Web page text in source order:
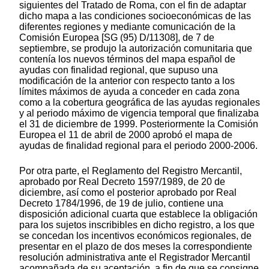
siguientes del Tratado de Roma, con el fin de adaptar
dicho mapa a las condiciones socioeconómicas de las
diferentes regiones y mediante comunicación de la
Comisión Europea [SG (95) D/11308], de 7 de
septiembre, se produjo la autorización comunitaria que
contenía los nuevos términos del mapa español de
ayudas con finalidad regional, que supuso una
modificación de la anterior con respecto tanto a los
límites máximos de ayuda a conceder en cada zona
como a la cobertura geográfica de las ayudas regionales
y al periodo máximo de vigencia temporal que finalizaba
el 31 de diciembre de 1999. Posteriormente la Comisión
Europea el 11 de abril de 2000 aprobó el mapa de
ayudas de finalidad regional para el periodo 2000-2006.
Por otra parte, el Reglamento del Registro Mercantil,
aprobado por Real Decreto 1597/1989, de 20 de
diciembre, así como el posterior aprobado por Real
Decreto 1784/1996, de 19 de julio, contiene una
disposición adicional cuarta que establece la obligación
para los sujetos inscribibles en dicho registro, a los que
se concedan los incentivos económicos regionales, de
presentar en el plazo de dos meses la correspondiente
resolución administrativa ante el Registrador Mercantil